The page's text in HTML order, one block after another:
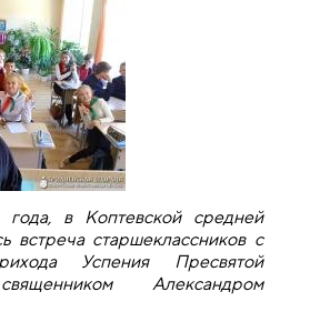
в Коптевской средней
встреча старшеклассников с
Успения Пресвятой
Александром